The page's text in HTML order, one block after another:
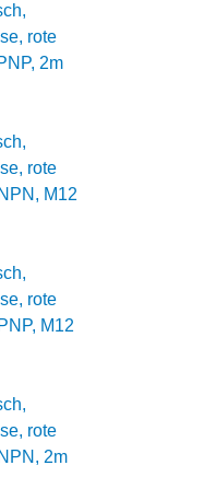
rote
2m
rote
M12
rote
M12
rote
2m